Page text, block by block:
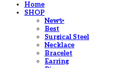
Home
SHOP
New✨
Best
Surgical Steel
Necklace
Bracelet
Earring